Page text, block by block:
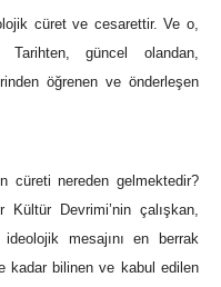
cüret ve cesarettir. Ve o,
güncel olandan,
öğrenen ve önderleşen
cüreti nereden gelmektedir?
Devrimi’nin çalışkan,
mesajını en berrak
kadar bilinen ve kabul edilen